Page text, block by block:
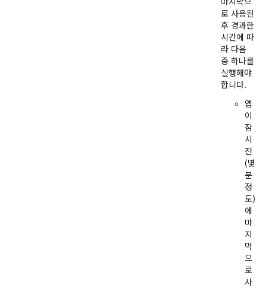
로 사용된
후 경과한
시간에 따
라 다음
중 하나를
실행해야
합니다.
앱
이
잠
시
전
(몇
분
정
도)
에
마
지
막
으
로
사